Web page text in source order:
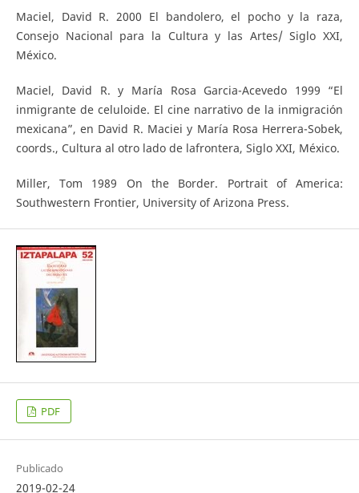
Maciel, David R. 2000 El bandolero, el pocho y la raza,
Consejo Nacional para la Cultura y las Artes/ Siglo XXI,
México.
Maciel, David R. y María Rosa Garcia-Acevedo 1999 “El
inmigrante de celuloide. El cine narrativo de la inmigración
mexicana”, en David R. Maciei y María Rosa Herrera-Sobek,
coords., Cultura al otro lado de lafrontera, Siglo XXI, México.
Miller, Tom 1989 On the Border. Portrait of America:
Southwestern Frontier, University of Arizona Press.
PDF
Publicado
2019-02-24